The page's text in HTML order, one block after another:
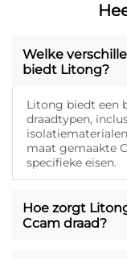
Welke
biedt Litong?
Litong biedt een
draadtypen,
maat gemaakte
specifieke eisen.
Hoe zorgt
Ccam draad?